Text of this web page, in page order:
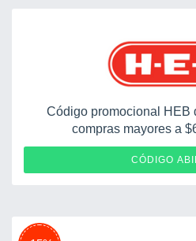
Código promocional HEB
compras mayores a
CÓDIGO